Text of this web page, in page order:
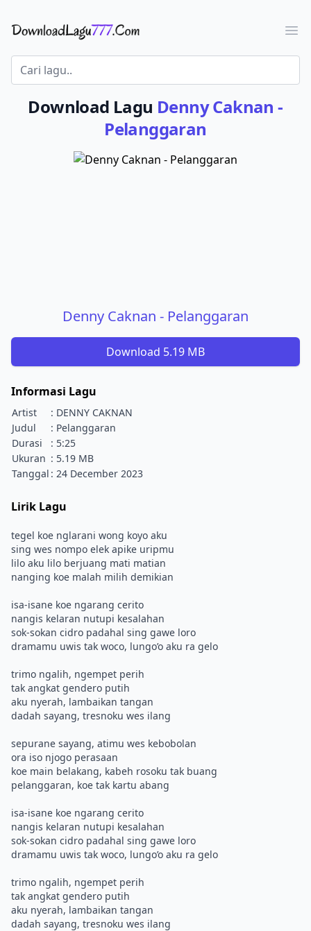
Download Lagu - LaguJoss.com
Download Lagu Denny Caknan -
Pelanggaran
Denny Caknan - Pelanggaran
Download 5.19 MB
Informasi Lagu
Artist
: DENNY CAKNAN
Judul
: Pelanggaran
Durasi
: 5:25
Ukuran : 5.19 MB
Tanggal : 24 December 2023
Lirik Lagu
tegel koe nglarani wong koyo aku
sing wes nompo elek apike uripmu
lilo aku lilo berjuang mati matian
nanging koe malah milih demikian
isa-isane koe ngarang cerito
nangis kelaran nutupi kesalahan
sok-sokan cidro padahal sing gawe loro
dramamu uwis tak woco, lungo’o aku ra gelo
trimo ngalih, ngempet perih
tak angkat gendero putih
aku nyerah, lambaikan tangan
dadah sayang, tresnoku wes ilang
sepurane sayang, atimu wes kebobolan
ora iso njogo perasaan
koe main belakang, kabeh rosoku tak buang
pelanggaran, koe tak kartu abang
isa-isane koe ngarang cerito
nangis kelaran nutupi kesalahan
sok-sokan cidro padahal sing gawe loro
dramamu uwis tak woco, lungo’o aku ra gelo
trimo ngalih, ngempet perih
tak angkat gendero putih
aku nyerah, lambaikan tangan
dadah sayang, tresnoku wes ilang